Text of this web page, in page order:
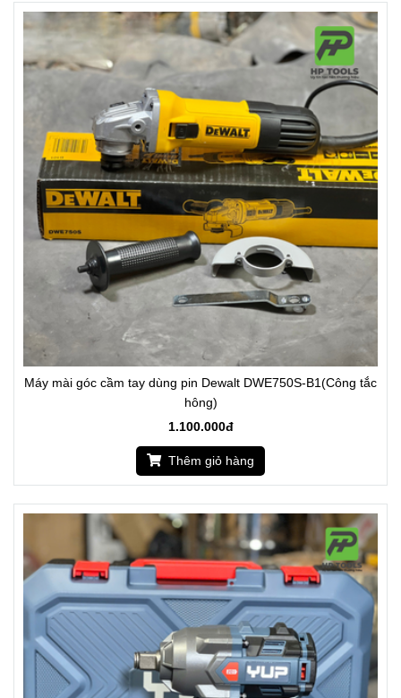
Máy mài góc cầm tay dùng pin Dewalt DWE750S-B1(Công tắc
hông)
1.100.000đ
Thêm giỏ hàng